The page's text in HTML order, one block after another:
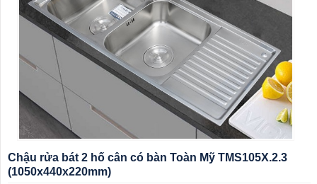
Chậu rửa bát 2 hố cân có bàn Toàn Mỹ TMS105X.2.3
(1050x440x220mm)